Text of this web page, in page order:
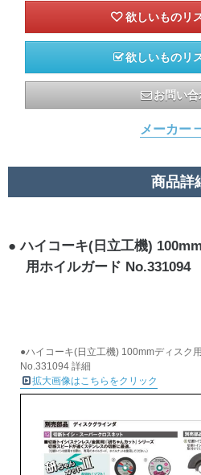
欲しいものリ
お問い
メーカー
商品詳
ハイコーキ(日立工機)
用ホイルガード No.331094
●ハイコーキ(日立工機) 100mmディスク
No.331094 詳細
拡大画像はこちらをクリック